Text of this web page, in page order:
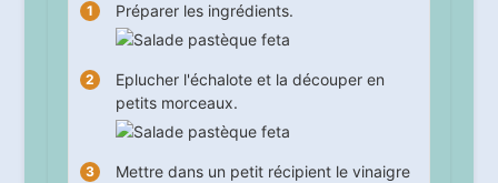
Préparer les ingrédients.
Eplucher l'échalote et la découper en
petits morceaux.
Mettre dans un petit récipient le vinaigre